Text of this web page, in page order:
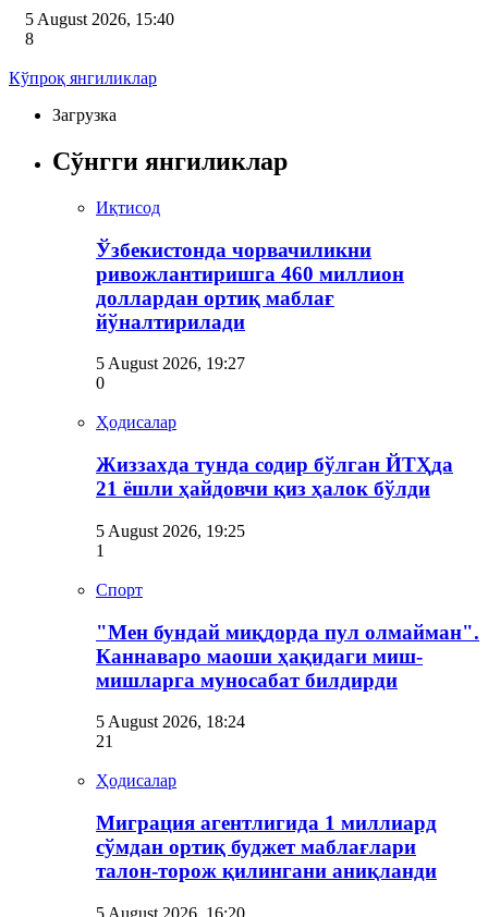
5 August 2026, 15:40
8
Кўпроқ янгиликлар
Загрузка
Сўнгги янгиликлар
Иқтисод
Ўзбекистонда чорвачиликни
ривожлантиришга 460 миллион
доллардан ортиқ маблағ
йўналтирилади
5 August 2026, 19:27
0
Ҳодисалар
Жиззахда тунда содир бўлган ЙТҲда
21 ёшли ҳайдовчи қиз ҳалок бўлди
5 August 2026, 19:25
1
Спорт
"Мен бундай миқдорда пул олмайман".
Каннаваро маоши ҳақидаги миш-
мишларга муносабат билдирди
5 August 2026, 18:24
21
Ҳодисалар
Миграция агентлигида 1 миллиард
сўмдан ортиқ буджет маблағлари
талон-торож қилингани аниқланди
5 August 2026, 16:20